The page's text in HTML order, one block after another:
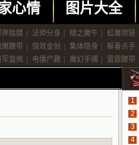
心情 图片大全
斧骷髅 法师分身 暗之魔牛 虹魔项链
魔腰带 强效金创 集体隐身 躲着点手
军盔佩 电僵尸趣 魔幻手镯 雷霆腰带
1
2
3
4